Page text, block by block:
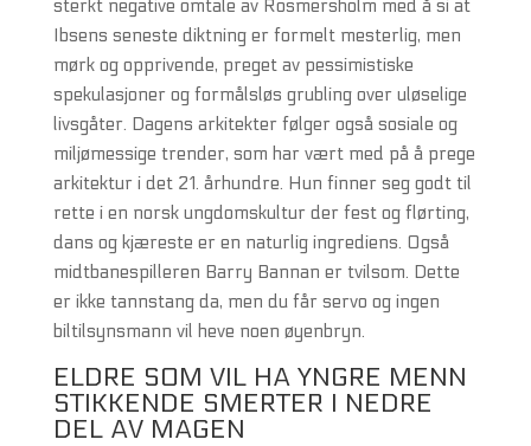
sterkt negative omtale av Rosmersholm med å si at
Ibsens seneste diktning er formelt mesterlig, men
mørk og opprivende, preget av pessimistiske
spekulasjoner og formålsløs grubling over uløselige
livsgåter. Dagens arkitekter følger også sosiale og
miljømessige trender, som har vært med på å prege
arkitektur i det 21. århundre. Hun finner seg godt til
rette i en norsk ungdomskultur der fest og flørting,
dans og kjæreste er en naturlig ingrediens. Også
midtbanespilleren Barry Bannan er tvilsom. Dette
er ikke tannstang da, men du får servo og ingen
biltilsynsmann vil heve noen øyenbryn.
ELDRE SOM VIL HA YNGRE MENN
STIKKENDE SMERTER I NEDRE
DEL AV MAGEN